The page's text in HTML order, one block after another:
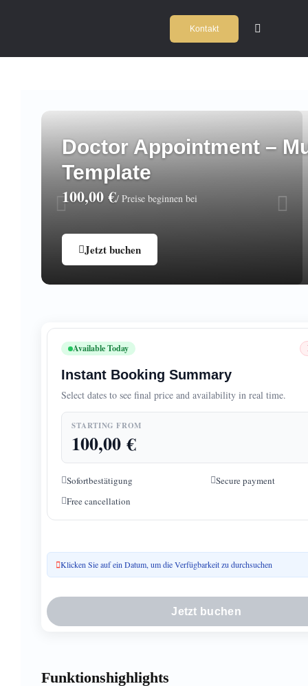
springen
Kontakt
Toggle
Locations
Doctor Appointment –
Template
100,00€/ Preise beginnen bei
Jetzt buchen
Available Today
Instant Booking Summary
Select dates to see final price and availability in real time.
STARTING FROM
100,00€
Sofortbestätigung
Secure payment
Free cancellation
Klicken Sie auf ein Datum, um die Verfügbarkeit zu durchsuchen
Jetzt buchen
Funktionshighlights